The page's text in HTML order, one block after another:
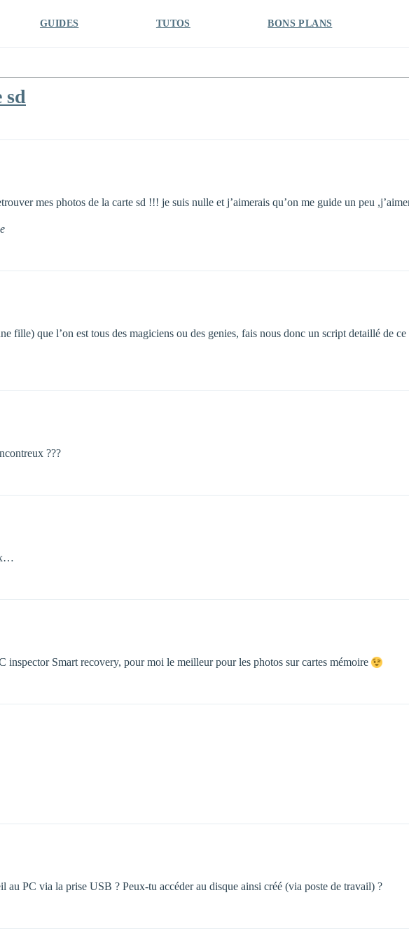
GUIDES TUTOS BONS PLANS
sd
mes photos de la carte sd !!! je suis nulle et j’aimerais qu’on me guide un peu
fille) que l’on est tous des magiciens ou des genies, fais nous donc un script detaillé de
???
inspector Smart recovery, pour moi le meilleur pour les photos sur cartes mémoire
au PC via la prise USB ? Peux-tu accéder au disque ainsi créé (via poste de travail) ?